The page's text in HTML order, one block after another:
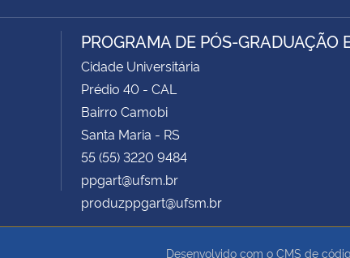
PROGRAMA DE PÓS-
Cidade Universitária
Prédio 40 - CAL
Bairro Camobi
Santa Maria - RS
55 (55) 3220 9484
ppgart@ufsm.br
produzppgart@ufsm.br
Desenvolvido com o CMS de